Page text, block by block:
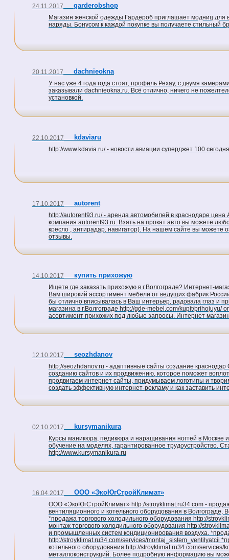
24.11.2017 garderobshop
Магазин женской одежды Гардероб приглашает модниц
наряды. Бонусом к каждой покупке вы получаете стильный
20.11.2017 dachnieokna
У нас уже 4 года года стоят, профиль Рехау, с двумя
заказывали dachnieokna.ru. Всё отлично, ничего не
установкой.
22.10.2017 kdaviaru
http://www.kdavia.ru/ - новости авиации суперджет 100 сегодня
17.10.2017 autorent
http://autorent93.ru/ - аренда автомобилей в краснодаре
компания autorent93.ru. Взять на прокат авто вы можете
кресло , антирадар, навигатор). На нашем сайте вы можете
отзывы.
14.10.2017 купить прихожую
Ищете где заказать прихожую в г.Волгограде? Интернет-
Вам широкий ассортимент мебели от ведущих фабрик
бы отлично вписывалась в Ваш интерьер, радовала глаз и
магазина в г.Волгограде http://gde-mebel.com/kupit/
асортимент прихожих под любые запросы. Интернет
12.10.2017 seozhdanov
http://seozhdanov.ru - адаптивные сайты создание
созданию сайтов и их продвижению, которое поможет
продвигаем интернет сайты, придумываем логотипы и
создать эффективную интернет-рекламу и как заставить
02.10.2017 kursymanikura
Курсы маникюра, педикюра и наращивания ногтей в Москве
обучение на моделях, гарантированное трудоустройство.
http://www.kursymanikura.ru
16.04.2017 ООО «ЭкоЮгСтройКлимат»
ООО «ЭкоЮгСтройКлимат» http://stroyklimat.ru34.com -
вентиляционного и котельного оборудования в
*продажа торгового холодильного оборудования http://
монтаж торгового холодильного оборудования http://
и промышленных систем кондиционирования воздуха.
http://stroyklimat.ru34.com/services/montaj_sistem_ventilyatcii
котельного оборудования http://stroyklimat.ru34.com/
металлоконструкций. Более подробную информацию вы